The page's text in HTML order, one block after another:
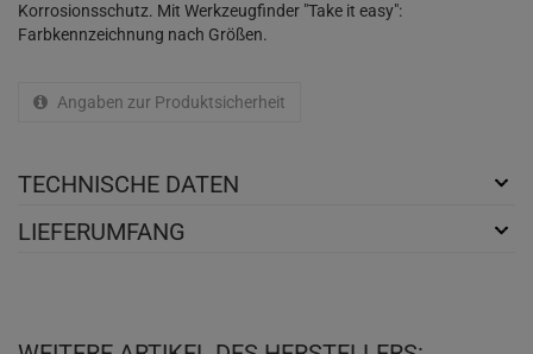
Korrosionsschutz. Mit Werkzeugfinder "Take it easy":
Farbkennzeichnung nach Größen.
Angaben zur Produktsicherheit
TECHNISCHE DATEN
LIEFERUMFANG